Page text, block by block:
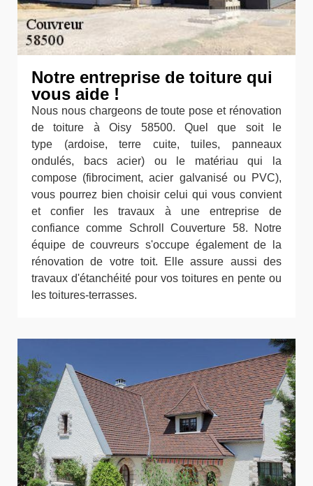
Notre entreprise de toiture qui
vous aide !
Nous nous chargeons de toute pose et rénovation
de toiture à Oisy 58500. Quel que soit le
type (ardoise, terre cuite, tuiles, panneaux
ondulés, bacs acier) ou le matériau qui la
compose (fibrociment, acier galvanisé ou PVC),
vous pourrez bien choisir celui qui vous convient
et confier les travaux à une entreprise de
confiance comme Schroll Couverture 58. Notre
équipe de couvreurs s'occupe également de la
rénovation de votre toit. Elle assure aussi des
travaux d'étanchéité pour vos toitures en pente ou
les toitures-terrasses.